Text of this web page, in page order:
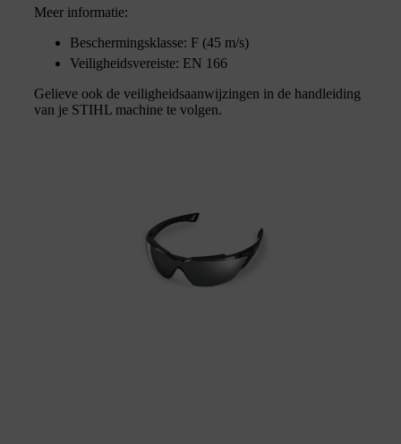
Meer informatie:
Beschermingsklasse: F (45 m/s)
Veiligheidsvereiste: EN 166
Gelieve ook de veiligheidsaanwijzingen in de handleiding
van je STIHL machine te volgen.